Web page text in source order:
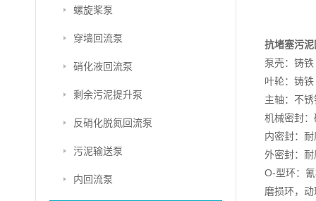
螺旋桨泵
穿墙回流泵
硝化液回流泵
剩余污泥提升泵
反硝化脱氮回流泵
污泥输送泵
内回流泵
抗堵塞污
泵壳：铸
叶轮：铸
主轴：不
机械密封
内密封：
外密封：
O-型环：
磨损环，